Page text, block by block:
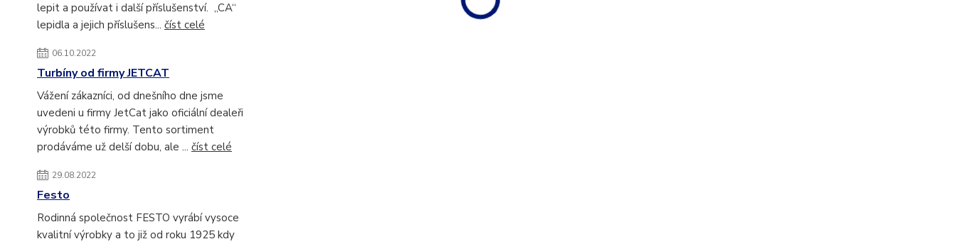
lepit a používat i další příslušenství. „CA“
lepidla a jejich příslušens... číst celé
06.10.2022
Turbíny od firmy JETCAT
Vážení zákazníci, od dnešního dne jsme
uvedeni u firmy JetCat jako oficiální dealeři
výrobků této firmy. Tento sortiment
prodáváme už delší dobu, ale ... číst celé
29.08.2022
Festo
Rodinná společnost FESTO vyrábí vysoce
kvalitní výrobky a to již od roku 1925 kdy